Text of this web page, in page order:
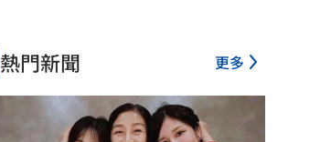
熱門新聞 更多